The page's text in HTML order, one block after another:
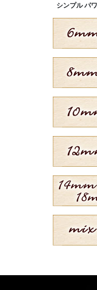
シンプル パ